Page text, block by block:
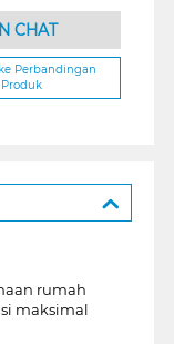
CHAT
Perbandingan
Produk
rumah
maksimal